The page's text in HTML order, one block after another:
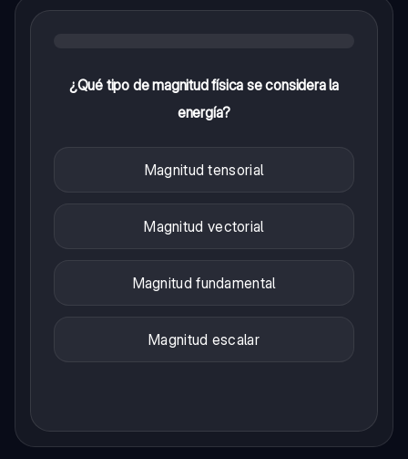
¿Qué tipo de magnitud física se considera la
energía?
Magnitud tensorial
Magnitud vectorial
Magnitud fundamental
Magnitud escalar